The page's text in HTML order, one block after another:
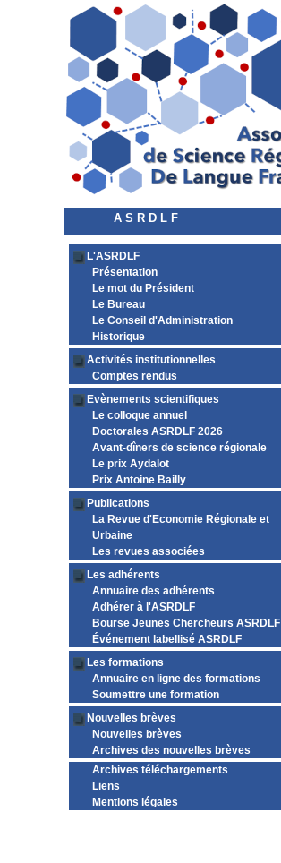
A S R D L F
L'ASRDLF
Présentation
Le mot du Président
Le Bureau
Le Conseil d'Administration
Historique
Activités institutionnelles
Comptes rendus
Evènements scientifiques
Le colloque annuel
Doctorales ASRDLF 2026
Avant-dîners de science régionale
Le prix Aydalot
Prix Antoine Bailly
Publications
La Revue d'Economie Régionale et
Urbaine
Les revues associées
Les adhérents
Annuaire des adhérents
Adhérer à l'ASRDLF
Bourse Jeunes Chercheurs ASRDLF
Événement labellisé ASRDLF
Les formations
Annuaire en ligne des formations
Soumettre une formation
Nouvelles brèves
Nouvelles brèves
Archives des nouvelles brèves
Archives téléchargements
Liens
Mentions légales